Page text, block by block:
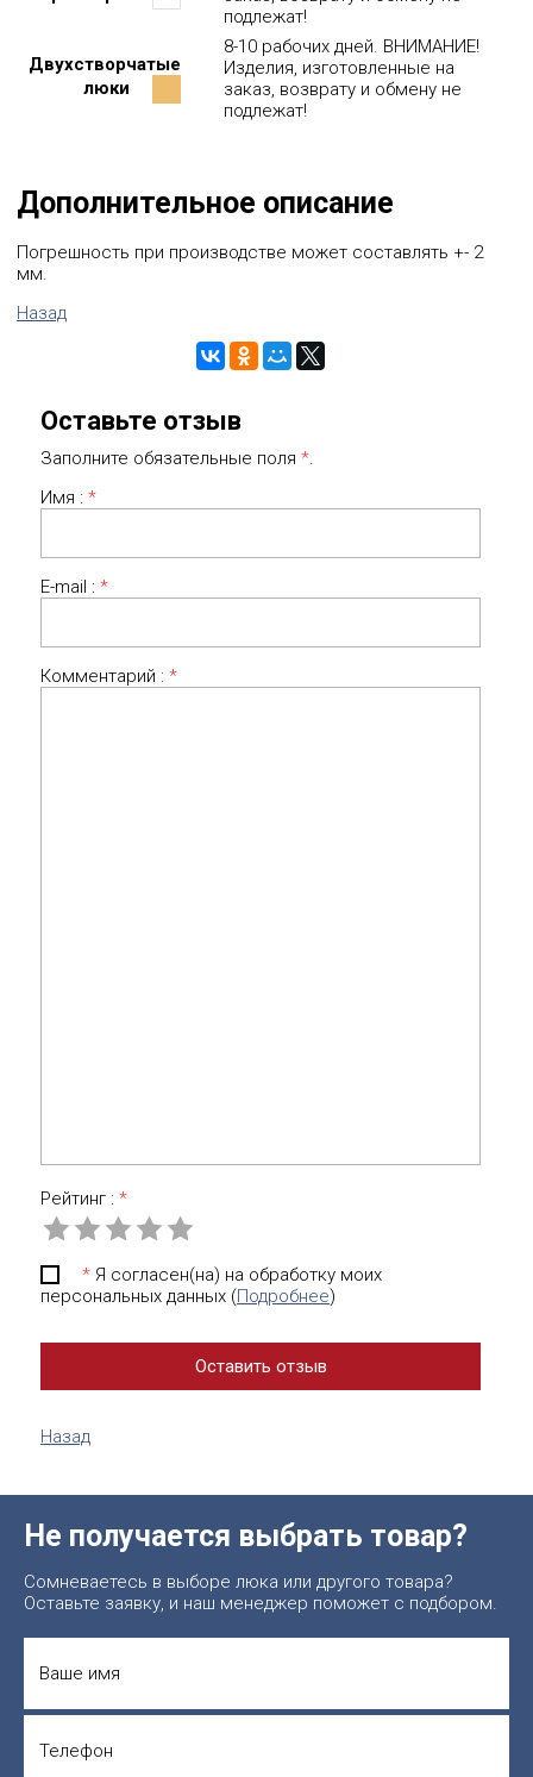
15082р 17210р 19332р
950 13470р 15688р 17890р 20100р 22318р 24528р 26744р
18582р 20886р
подлежат!
Двухстворчатые
люки
8-10 рабочих дней. ВНИМАНИЕ!
Изделия, изготовленные на
заказ, возврату и обмену не
подлежат!
Дополнительное описание
Погрешность при производстве может составлять +- 2
мм.
Назад
Оставьте отзыв
Заполните обязательные поля *.
Имя : *
E-mail : *
Комментарий : *
Рейтинг : *
* Я согласен(на) на обработку моих
персональных данных (Подробнее)
Назад
Не получается выбрать товар?
Сомневаетесь в выборе люка или другого товара?
Оставьте заявку, и наш менеджер поможет с подбором.